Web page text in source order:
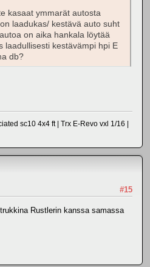
kasaat ymmarät autosta
laadukas/ kestävä auto suht
on aika hankala löytää
laadullisesti kestävämpi hpi E
db?
sc10 4x4 ft | Trx E-Revo vxl 1/16 |
#15
Rustlerin kanssa samassa